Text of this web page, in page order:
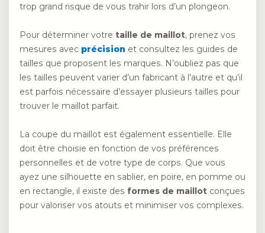
trop grand risque de vous trahir lors d’un plongeon.
Pour déterminer votre taille de maillot, prenez vos
mesures avec précision et consultez les guides de
tailles que proposent les marques. N’oubliez pas que
les tailles peuvent varier d’un fabricant à l’autre et qu’il
est parfois nécessaire d’essayer plusieurs tailles pour
trouver le maillot parfait.
La coupe du maillot est également essentielle. Elle
doit être choisie en fonction de vos préférences
personnelles et de votre type de corps. Que vous
ayez une silhouette en sablier, en poire, en pomme ou
en rectangle, il existe des formes de maillot conçues
pour valoriser vos atouts et minimiser vos complexes.